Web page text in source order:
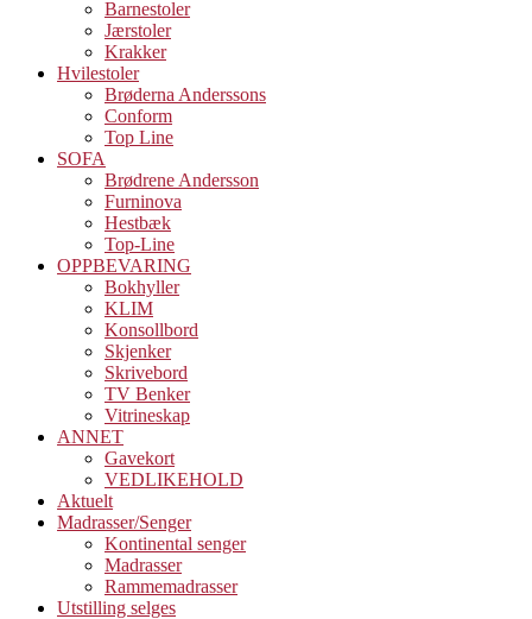
Barnestoler
Jærstoler
Krakker
Hvilestoler
Brøderna Anderssons
Conform
Top Line
SOFA
Brødrene Andersson
Furninova
Hestbæk
Top-Line
OPPBEVARING
Bokhyller
KLIM
Konsollbord
Skjenker
Skrivebord
TV Benker
Vitrineskap
ANNET
Gavekort
VEDLIKEHOLD
Aktuelt
Madrasser/Senger
Kontinental senger
Madrasser
Rammemadrasser
Utstilling selges